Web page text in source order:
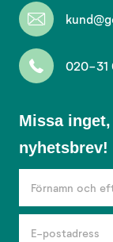
020-31
anmäl
dig
till
vårt
Missa
nyhetsbrev!